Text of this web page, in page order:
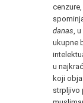
danas ,
ukupne
u
koji
strpljivo